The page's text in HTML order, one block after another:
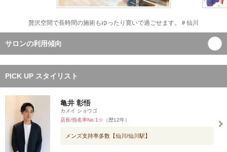
贅沢空間で長時間の施術もゆったり寛いで過ごせます。＃仙川
サロンの利用傾向
PICK UP スタイリスト
亀井 彰悟
カメイ ショウゴ
店長/指名率No.1☆ （歴12年）
メンズ支持率多数【仙川/仙川駅】